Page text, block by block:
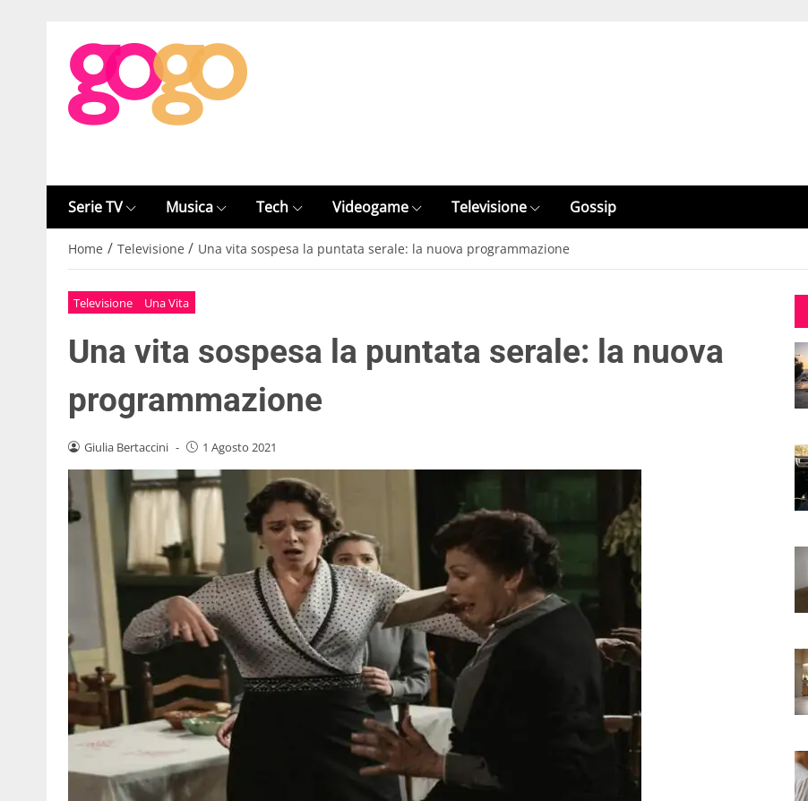
Serie TV Musica Tech Videogame Televisione Gossip
Home / Televisione / Una vita sospesa la puntata serale: la nuova programmazione
Televisione Una Vita
Una vita sospesa la puntata serale: la nuova
programmazione
Giulia Bertaccini - 1 Agosto 2021